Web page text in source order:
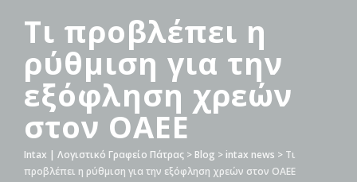
Τι προβλέπει η
ρύθμιση για την
εξόφληση χρεών
στον ΟΑΕΕ
Intax | Λογιστικό Γραφείο Πάτρας > Blog > intax news > Τι
προβλέπει η ρύθμιση για την εξόφληση χρεών στον ΟΑΕΕ